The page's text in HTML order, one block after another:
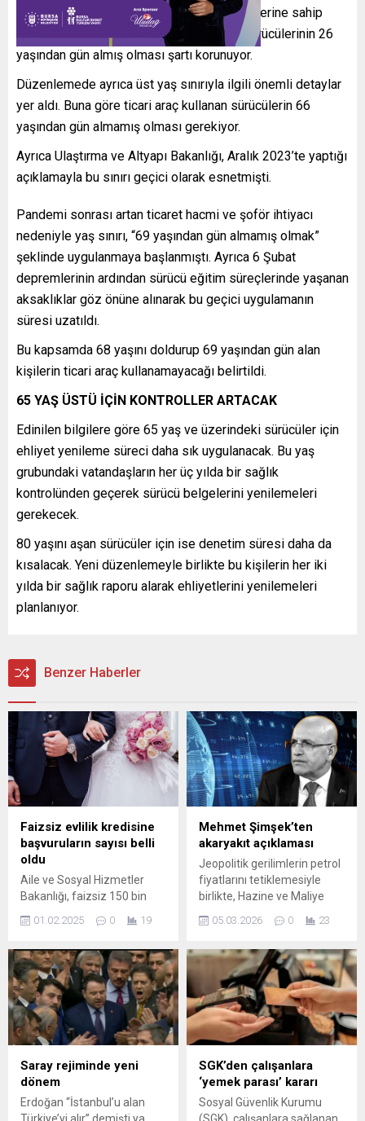
kullanan şoförlerin mesleki yeterlilik belgelerine sahip
olması zorunlu tutulurken, büyük otobüs sürücülerinin 26
yaşından gün almış olması şartı korunuyor.
Düzenlemede ayrıca üst yaş sınırıyla ilgili önemli detaylar
yer aldı. Buna göre ticari araç kullanan sürücülerin 66
yaşından gün almamış olması gerekiyor.
Ayrıca Ulaştırma ve Altyapı Bakanlığı, Aralık 2023’te yaptığı
açıklamayla bu sınırı geçici olarak esnetmişti.
Pandemi sonrası artan ticaret hacmi ve şoför ihtiyacı
nedeniyle yaş sınırı, “69 yaşından gün almamış olmak”
şeklinde uygulanmaya başlanmıştı. Ayrıca 6 Şubat
depremlerinin ardından sürücü eğitim süreçlerinde yaşanan
aksaklıklar göz önüne alınarak bu geçici uygulamanın
süresi uzatıldı.
Bu kapsamda 68 yaşını doldurup 69 yaşından gün alan
kişilerin ticari araç kullanamayacağı belirtildi.
65 YAŞ ÜSTÜ İÇİN KONTROLLER ARTACAK
Edinilen bilgilere göre 65 yaş ve üzerindeki sürücüler için
ehliyet yenileme süreci daha sık uygulanacak. Bu yaş
grubundaki vatandaşların her üç yılda bir sağlık
kontrolünden geçerek sürücü belgelerini yenilemeleri
gerekecek.
80 yaşını aşan sürücüler için ise denetim süresi daha da
kısalacak. Yeni düzenlemeyle birlikte bu kişilerin her iki
yılda bir sağlık raporu alarak ehliyetlerini yenilemeleri
planlanıyor.
Benzer Haberler
Faizsiz evlilik kredisine
başvuruların sayısı belli
oldu
Aile ve Sosyal Hizmetler
Bakanlığı, faizsiz 150 bin
TL'lik evlilik kredisine
başvuru için attığı yeni adımı
01.02.2025 0 19
Mehmet Şimşek’ten
akaryakıt açıklaması
Jeopolitik gerilimlerin petrol
fiyatlarını tetiklemesiyle
birlikte, Hazine ve Maliye
Bakanlığı enflasyon
rakamlarını korumak için
Gazete'de yayımlanan
Cumhurbaşkanı Kararı ile
akaryakıt ürünlerinde geçici
olarak Eşel Mobil ...
05.03.2026 0 23
Saray rejiminde yeni
dönem
Erdoğan “İstanbul’u alan
SGK’den çalışanlara
‘yemek parası’ kararı
Sosyal Güvenlik Kurumu